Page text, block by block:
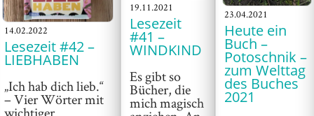
14.02.2022
Lesezeit #42 –
LIEBHABEN
„Ich hab dich lieb.“
– Vier Wörter mit
19.11.2021
Lesezeit
#41 –
WINDKIND
Es gibt so
Bücher, die
mich magisch
23.04.2021
Heute ein
Buch –
Potoschnik –
zum Welttag
des Buches
2021